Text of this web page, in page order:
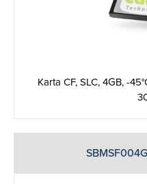
Karta CF, SLC, 4GB, -